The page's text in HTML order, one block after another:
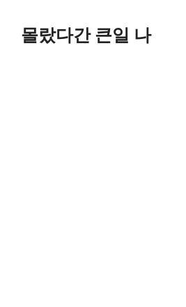
몰랐다간 큰일 나